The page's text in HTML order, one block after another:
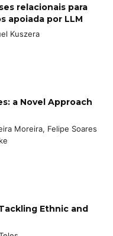
relacionais para
apoiada por LLM
Kuszera
a Novel Approach
Moreira, Felipe Soares
Ethnic and